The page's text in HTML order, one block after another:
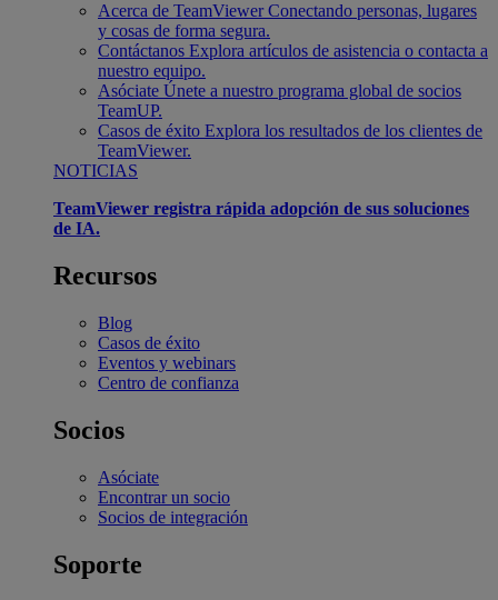
Acerca de TeamViewer Conectando personas, lugares
y cosas de forma segura.
Contáctanos Explora artículos de asistencia o contacta a
nuestro equipo.
Asóciate Únete a nuestro programa global de socios
TeamUP.
Casos de éxito Explora los resultados de los clientes de
TeamViewer.
NOTICIAS
TeamViewer registra rápida adopción de sus soluciones
de IA.
Recursos
Blog
Casos de éxito
Eventos y webinars
Centro de confianza
Socios
Asóciate
Encontrar un socio
Socios de integración
Soporte